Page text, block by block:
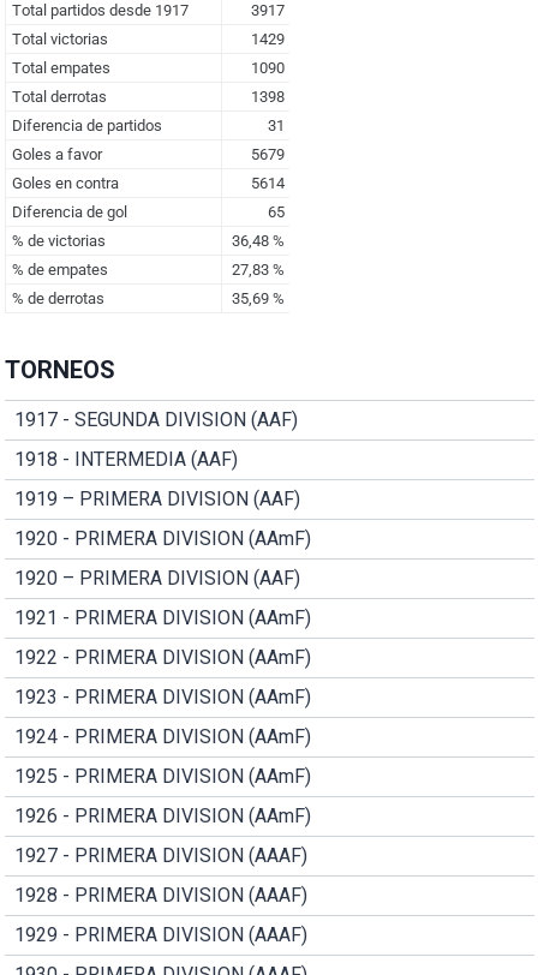
TORNEOS
1917 - SEGUNDA DIVISION (AAF)
1918 - INTERMEDIA (AAF)
1919 – PRIMERA DIVISION (AAF)
1920 - PRIMERA DIVISION (AAmF)
1920 – PRIMERA DIVISION (AAF)
1921 - PRIMERA DIVISION (AAmF)
1922 - PRIMERA DIVISION (AAmF)
1923 - PRIMERA DIVISION (AAmF)
1924 - PRIMERA DIVISION (AAmF)
1925 - PRIMERA DIVISION (AAmF)
1926 - PRIMERA DIVISION (AAmF)
1927 - PRIMERA DIVISION (AAAF)
1928 - PRIMERA DIVISION (AAAF)
1929 - PRIMERA DIVISION (AAAF)